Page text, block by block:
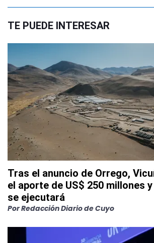
TE PUEDE INTERESAR
Tras el anuncio de Orrego,
el aporte de US$ 250 millones
se ejecutará
PorRedacción Diario de Cuyo